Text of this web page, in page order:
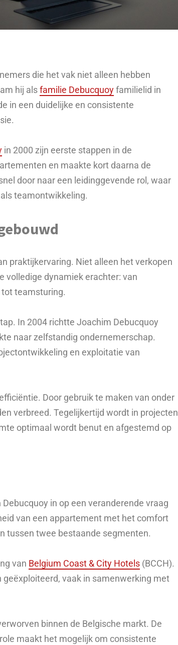
die het vak niet alleen hebben
hij alsfamilie Debucquoyfamilielid in
in een duidelijke en consistente
in 2000 zijn eerste stappen in de
en maakte kort daarna de
door naar een leidinggevende rol, waar
teamontwikkeling.
praktijkervaring. Niet alleen het verkopen
volledige dynamiek erachter: van
teamsturing.
In 2004 richtte Joachim Debucquoy
naar zelfstandig ondernemerschap.
en exploitatie van
Door gebruik te maken van onder
verbreed. Tegelijkertijd wordt in projecten
optimaal wordt benut en afgestemd op
in op een veranderende vraag
van een appartement met het comfort
tussen twee bestaande segmenten.
van Belgium Coast & City Hotels (BCCH).
vaak in samenwerking met
binnen de Belgische markt. De
maakt het mogelijk om consistente